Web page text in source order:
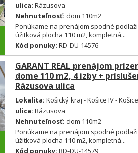
ulica: Rázusova
Nehnuteľnosť: dom 110m2
Ponúkame na prenájom spodné
úžitková plocha 110 m2, kompletná...
Kód ponuky: RD-DU-14576
GARANT REAL prenájom
dome 110 m2, 4 izby +
Rázusova ulica
Lokalita: Košický kraj - Košice IV -
ulica: Rázusova
Nehnuteľnosť: dom 110m2
Ponúkame na prenájom spodné
úžitková plocha 110 m2, kompletná...
Kód ponuky: RD-DU-14579